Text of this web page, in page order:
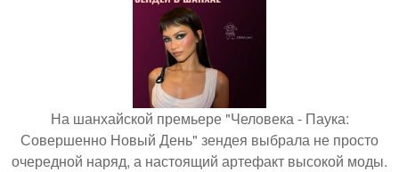
На шанхайской премьере "Человека - Паука:
Совершенно Новый День" зендея выбрала не просто
очередной наряд, а настоящий артефакт высокой моды.